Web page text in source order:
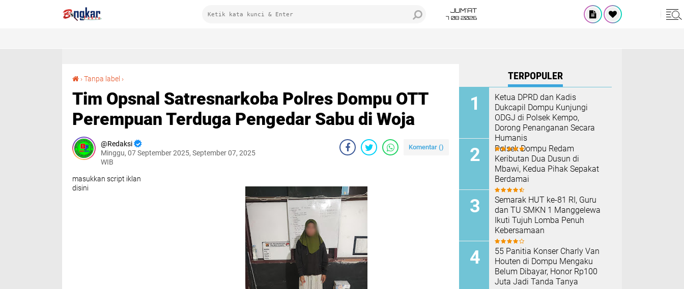
JUM'AT
7 08 2026
›Tanpa label ›
Tim Opsnal Satresnarkoba Polres Dompu OTT
Perempuan Terduga Pengedar Sabu di Woja
Redaksi
Minggu, 07 September 2025, September 07, 2025
WIB
Komentar ()
masukkan script iklan
disini
TERPOPULER
Ketua DPRD dan Kadis
Dukcapil Dompu Kunjungi
ODGJ di Polsek Kempo,
Dorong Penanganan Secara
Humanis
Polsek Dompu Redam
Keributan Dua Dusun di
Mbawi, Kedua Pihak Sepakat
Berdamai
Semarak HUT ke-81 RI, Guru
dan TU SMKN 1 Manggelewa
Ikuti Tujuh Lomba Penuh
Kebersamaan
55 Panitia Konser Charly Van
Houten di Dompu Mengaku
Belum Dibayar, Honor Rp100
Juta Jadi Tanda Tanya